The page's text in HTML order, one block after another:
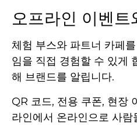
오프라인 이벤트
체험 부스와 파트너 카페
임을 직접 경험할 수 있게
해 브랜드를 알립니다.
QR 코드, 전용 쿠폰, 현장
라인에서 온라인으로 사